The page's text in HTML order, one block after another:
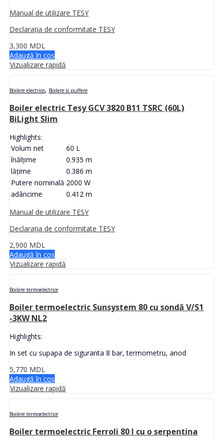
Manual de utilizare TESY
Declarația de conformitate TESY
3,300 MDL
Adaugă în coș
Vizualizare rapidă
Boilere electrice, Boilere si puffere
Boiler electric Tesy GCV 3820 B11 TSRC (60L)
BiLight Slim
Highlights:
Volum net
60 L
înălţime
0.935 m
lăţime
0.386 m
Putere nominală 2000 W
adâncime
0.412 m
Manual de utilizare TESY
Declarația de conformitate TESY
2,900 MDL
Adaugă în coș
Vizualizare rapidă
Boilere termoelectrice
Boiler termoelectric Sunsystem 80 cu sondă V/S1
-3KW NL2
Highlights:
In set cu supapa de siguranta 8 bar, termometru, anod
5,770 MDL
Adaugă în coș
Vizualizare rapidă
Boilere termoelectrice
Boiler termoelectric Ferroli 80 l cu o serpentina